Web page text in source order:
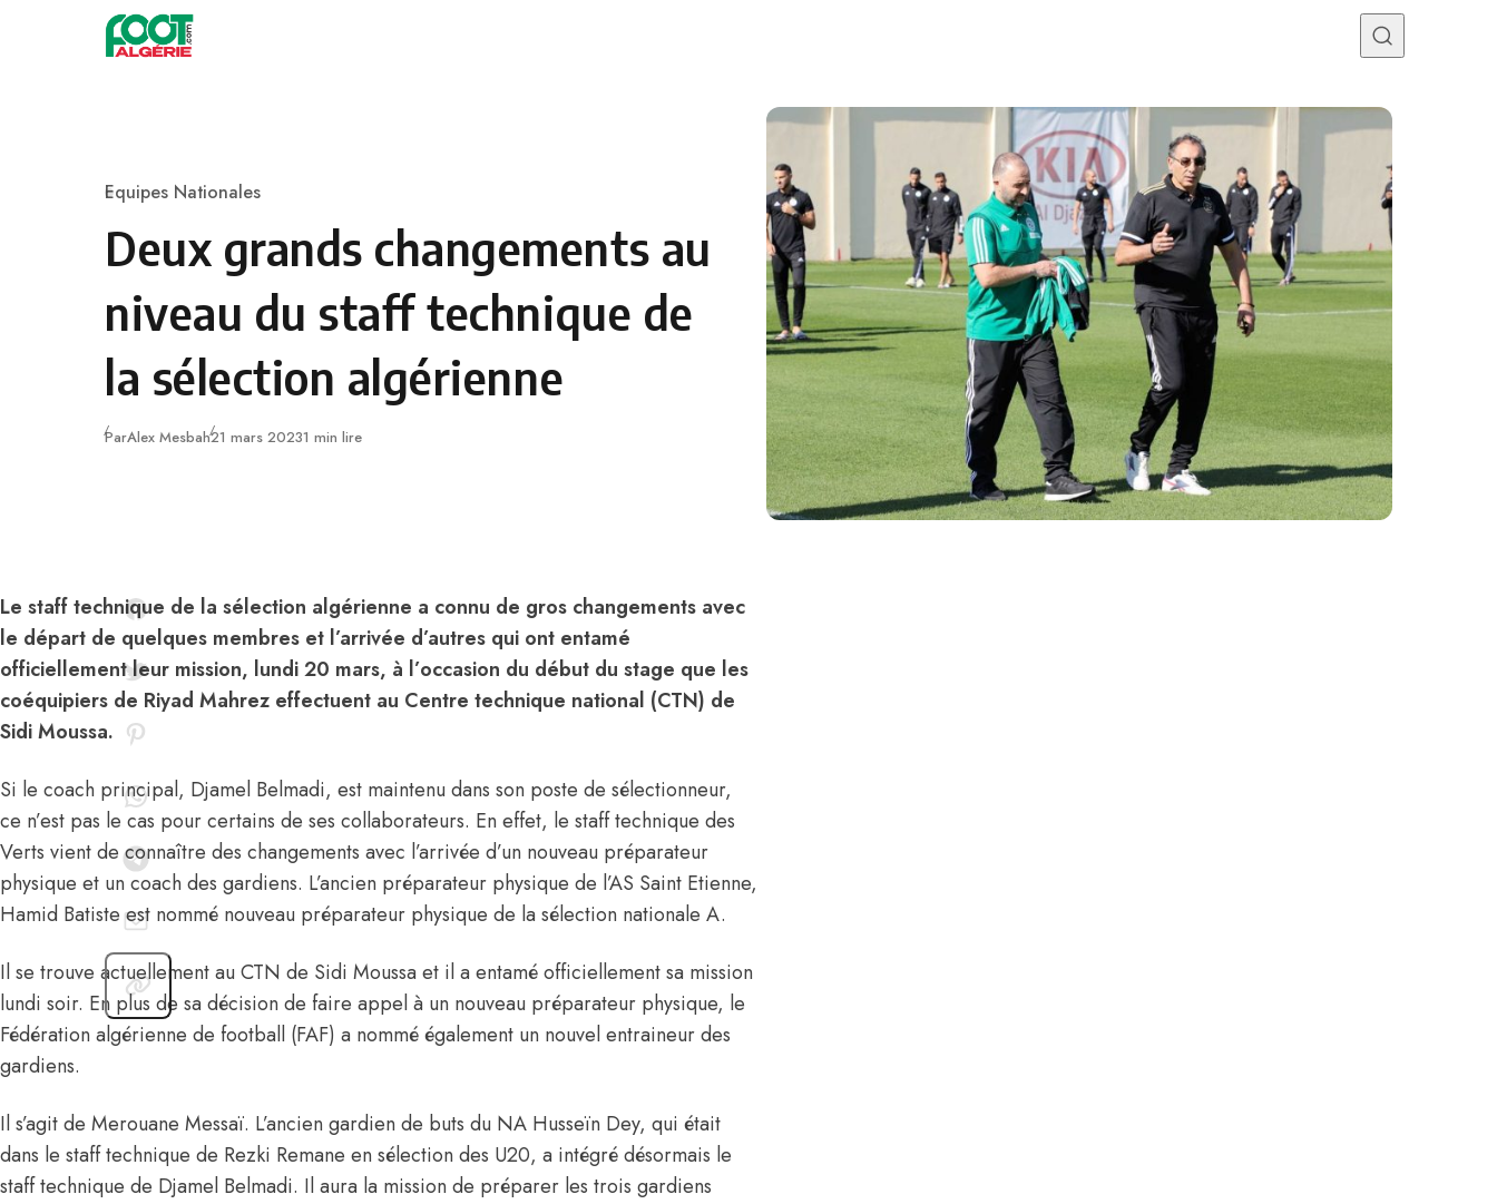
Skip to content
Category
Equipes Nationales
Deux grands changements au
niveau du staff technique de
la sélection algérienne
ParAlex MesbahPublié
21 mars 20231 min lire
Le staff technique de la sélection algérienne a connu de gros changements avec
le départ de quelques membres et l’arrivée d’autres qui ont entamé
officiellement leur mission, lundi 20 mars, à l’occasion du début du stage que les
coéquipiers de Riyad Mahrez effectuent au Centre technique national (CTN) de
Sidi Moussa.
Si le coach principal, Djamel Belmadi, est maintenu dans son poste de sélectionneur,
ce n’est pas le cas pour certains de ses collaborateurs. En effet, le staff technique des
Verts vient de connaître des changements avec l’arrivée d’un nouveau préparateur
physique et un coach des gardiens. L’ancien préparateur physique de l’AS Saint Etienne,
Hamid Batiste est nommé nouveau préparateur physique de la sélection nationale A.
Il se trouve actuellement au CTN de Sidi Moussa et il a entamé officiellement sa mission
lundi soir. En plus de sa décision de faire appel à un nouveau préparateur physique, le
Fédération algérienne de football (FAF) a nommé également un nouvel entraineur des
gardiens.
Il s’agit de Merouane Messaï. L’ancien gardien de buts du NA Husseïn Dey, qui était
dans le staff technique de Rezki Remane en sélection des U20, a intégré désormais le
staff technique de Djamel Belmadi. Il aura la mission de préparer les trois gardiens